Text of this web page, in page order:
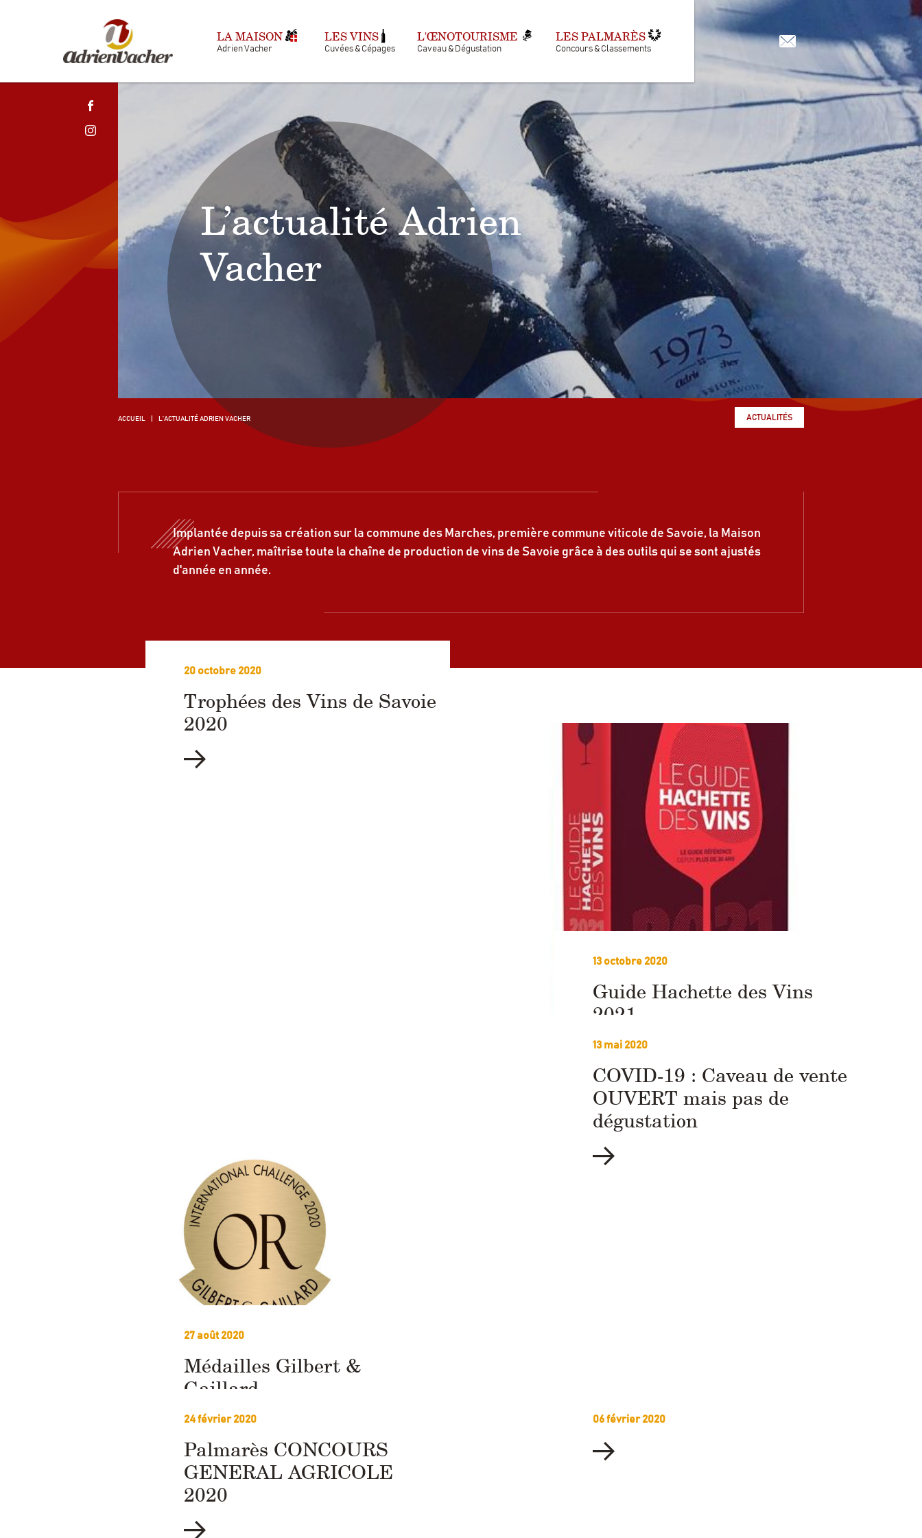
LA MAISON
Adrien Vacher
LES VINS
Cuvées & Cépages
L'ŒNOTOURISME
Caveau & Dégustation
LES PALMARÈS
Concours & Classements
L’actualité Adrien
Vacher
ACCUEIL L’ACTUALITÉ ADRIEN VACHER ACTUALITÉS
Implantée depuis sa création sur la commune des Marches, première commune viticole de Savoie, la Maison
Adrien Vacher, maîtrise toute la chaîne de production de vins de Savoie grâce à des outils qui se sont ajustés
d'année en année.
20 octobre 2020
Trophées des Vins de Savoie
2020
13 octobre 2020
Guide Hachette des Vins
2021
27 août 2020
Médailles Gilbert &
Gaillard
13 mai 2020
COVID-19 : Caveau de vente
OUVERT mais pas de
dégustation
24 février 2020
Palmarès CONCOURS
GENERAL AGRICOLE
2020
06 février 2020